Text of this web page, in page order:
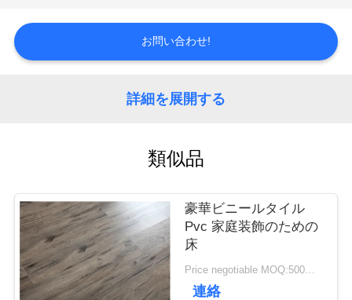
ち
工
場
お問い合わせ!
詳細を展開する
類似品
豪華ビニールタイル
Pvc 家庭装飾のための
床
Price negotiable MOQ:500平方メートル
連絡